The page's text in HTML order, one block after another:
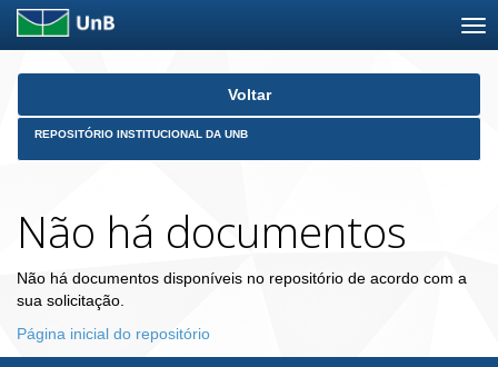
Skip
Voltar
REPOSITÓRIO INSTITUCIONAL DA UNB
Não há documentos
Não há documentos disponíveis no repositório de acordo com a
sua solicitação.
Página inicial do repositório